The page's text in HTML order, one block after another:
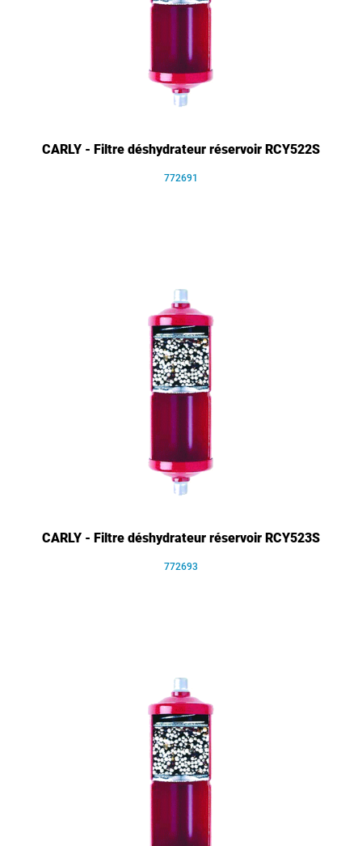
CARLY - Filtre déshydrateur réservoir RCY522S
772691
CARLY - Filtre déshydrateur réservoir RCY523S
772693